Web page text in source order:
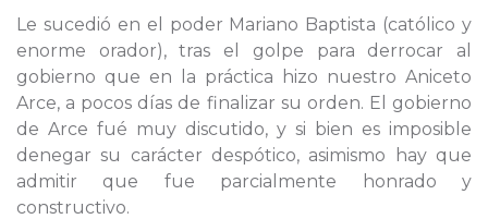
Le sucedió en el poder Mariano Baptista (católico y
enorme orador), tras el golpe para derrocar al
gobierno que en la práctica hizo nuestro Aniceto
Arce, a pocos días de finalizar su orden. El gobierno
de Arce fué muy discutido, y si bien es imposible
denegar su carácter despótico, asimismo hay que
admitir que fue parcialmente honrado y
constructivo.